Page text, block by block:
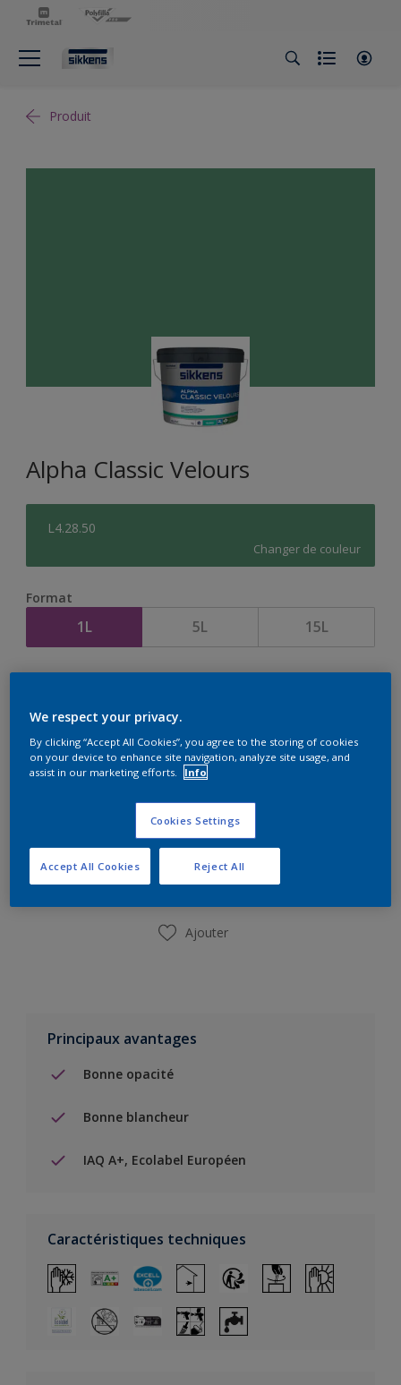
Produit
Alpha Classic Velours
L4.28.50
Changer de couleur
Format
1L 5L 15L
Quantité Calculateur de peinture
Ajouter à la liste d’achats
Trouver un magasin
Ajouter
Principaux avantages
Bonne opacité
Bonne blancheur
IAQ A+, Ecolabel Européen
Caractéristiques techniques
We respect your privacy.
By clicking “Accept All Cookies”, you agree to the storing of cookies
on your device to enhance site navigation, analyze site usage, and
assist in our marketing efforts.
Info
Cookies Settings
Reject All
Accept All Cookies